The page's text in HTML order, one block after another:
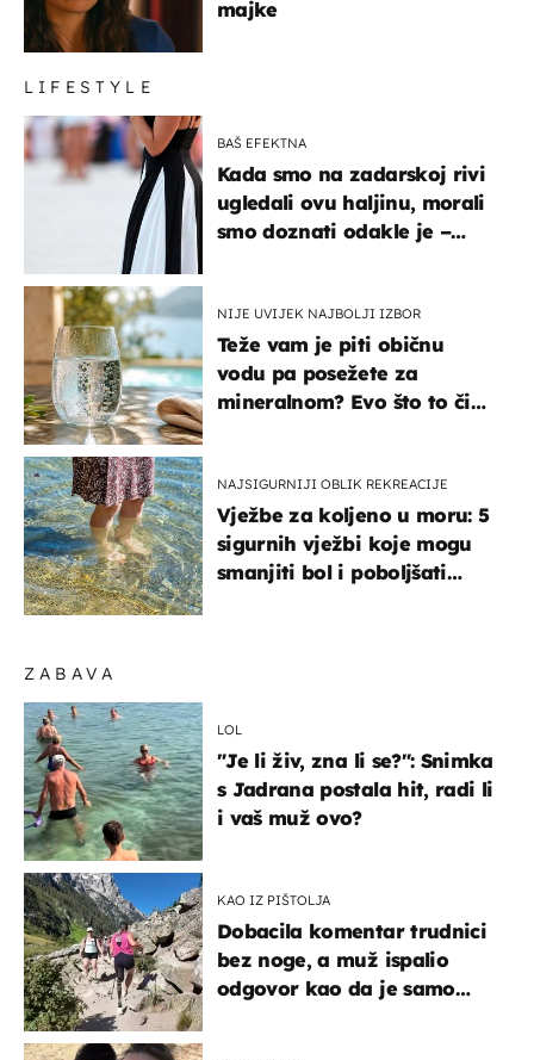
ZABAVA
LOL
"Je li živ, zna li se?": Snimka
s Jadrana postala hit, radi li
i vaš muž ovo?
KAO IZ PIŠTOLJA
Dobacila komentar trudnici
bez noge, a muž ispalio
odgovor kao da je samo
majke
LIFESTYLE
BAŠ EFEKTNA
Kada smo na zadarskoj rivi
ugledali ovu haljinu, morali
smo doznati odakle je –
NIJE UVIJEK NAJBOLJI IZBOR
Teže vam je piti običnu
vodu pa posežete za
mineralnom? Evo što to čini
NAJSIGURNIJI OBLIK REKREACIJE
Vježbe za koljeno u moru: 5
sigurnih vježbi koje mogu
smanjiti bol i poboljšati